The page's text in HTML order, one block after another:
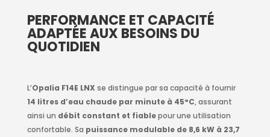
PERFORMANCE ET CAPACITÉ
ADAPTÉE AUX BESOINS DU
QUOTIDIEN
L’Opalia F14E LNX se distingue par sa capacité à fournir
14 litres d’eau chaude par minute à 45°C, assurant
ainsi un débit constant et fiablepour une utilisation
confortable. Sa puissance modulable de 8,6 kW à 23,7